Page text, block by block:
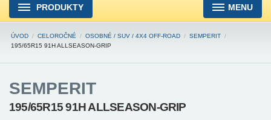
PRODUKTY MENU
ÚVOD / CELOROČNÉ / OSOBNÉ / SUV / 4X4 OFF-ROAD / SEMPERIT /
195/65R15 91H ALLSEASON-GRIP
SEMPERIT
195/65R15 91H ALLSEASON-GRIP